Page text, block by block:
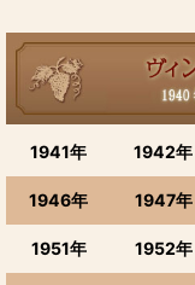
1941年 1942年
1946年 1947年
1951年 1952年